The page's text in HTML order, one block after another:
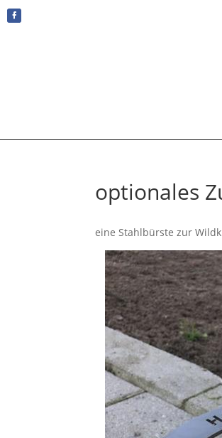
optionales
eine Stahlbürste zur